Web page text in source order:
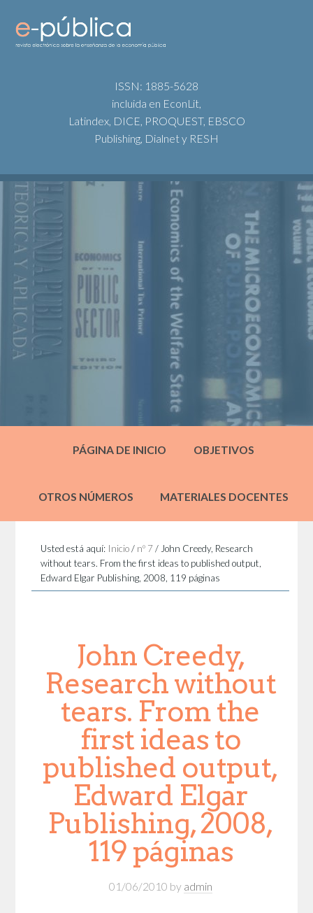
ISSN: 1885-5628
incluida en EconLit,
Latindex, DICE, PROQUEST, EBSCO
Publishing, Dialnet y RESH
PÁGINA DE INICIO OBJETIVOS
OTROS NÚMEROS MATERIALES DOCENTES
Usted está aquí: Inicio / nº 7 / John Creedy, Research
without tears. From the first ideas to published output,
Edward Elgar Publishing, 2008, 119 páginas
John Creedy,
Research without
tears. From the
first ideas to
published output,
Edward Elgar
Publishing, 2008,
119 páginas
01/06/2010 by admin